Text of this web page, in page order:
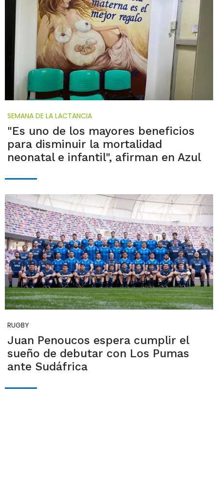
SEMANA DE LA LACTANCIA
"Es uno de los mayores beneficios
para disminuir la mortalidad
neonatal e infantil", afirman en Azul
RUGBY
Juan Penoucos espera cumplir el
sueño de debutar con Los Pumas
ante Sudáfrica